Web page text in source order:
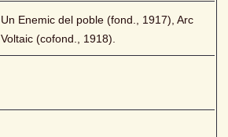
Un Enemic del poble (fond., 1917), Arc
Voltaic (cofond., 1918).